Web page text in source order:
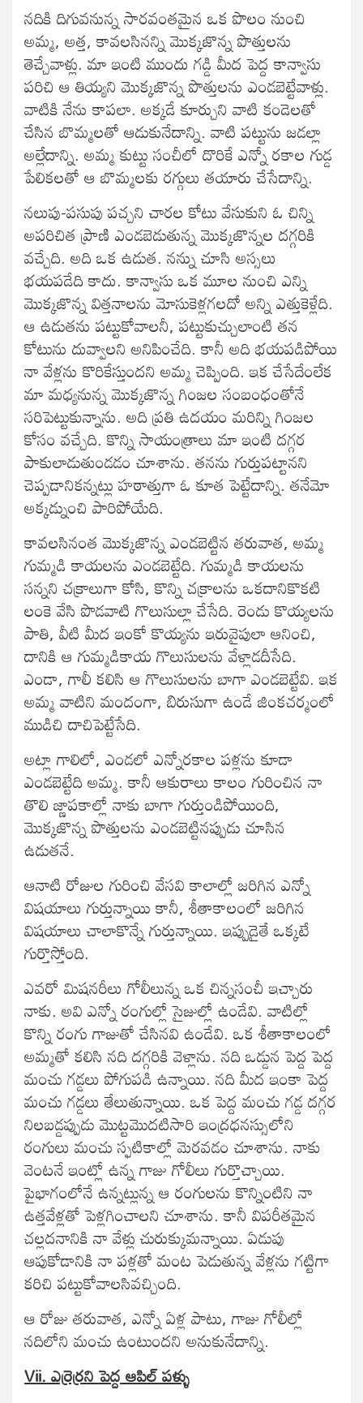
నదికి దిగువనున్న సారవంతమైన ఒక పొలం నుంచి
అమ్మ, అత్త, కావలసినన్ని మొక్కజొన్న పొత్తులను
తెచ్చేవాళ్లు. మా ఇంటి ముందు గడ్డి మీద పెద్ద కాన్వాసు
పరిచి ఆ తియ్యని మొక్కజొన్న పొత్తులను ఎండబెట్టేవాళ్లు.
వాటికి నేను కాపలా. అక్కడే కూర్చుని వాటి కండెలతో
చేసిన బొమ్మలతో ఆడుకునేదాన్ని. వాటి పట్టును జడల్లా
అల్లేదాన్ని. అమ్మ కుట్టు సంచీలో దొరికే ఎన్నో రకాల గుడ్డ
పేలికలతో ఆ బొమ్మలకు రగ్గులు తయారు చేసేదాన్ని.
నలుపు-పసుపు పచ్చని చారల కోటు వేసుకుని ఓ చిన్ని
అపరిచిత ప్రాణి ఎండబెడుతున్న మొక్కజొన్నల దగ్గరికి
వచ్చేది. అది ఒక ఉడుత. నన్ను చూసి అస్సలు
భయపడేది కాదు. కాన్వాసు ఒక మూల నుంచి ఎన్ని
మొక్కజొన్న విత్తనాలను మోసుకెళ్లగలదో అన్ని ఎత్తుకెళ్లేది.
ఆ ఉడుతను పట్టుకోవాలనీ, పట్టుకుచ్చులాంటి తన
కోటును దువ్వాలని అనిపించేది. కానీ అది భయపడిపోయి
నా వేళ్లను కొరికేస్తుందని అమ్మ చెప్పింది. ఇక చేసేదేంలేక
మా మధ్యనున్న మొక్కజొన్న గింజల సంబంధంతోనే
సరిపెట్టుకున్నాను. అది ప్రతి ఉదయం మరిన్ని గింజల
కోసం వచ్చేది. కొన్ని సాయంత్రాలు మా ఇంటి దగ్గర
పాకులాడుతుండడం చూశాను. తనను గుర్తుపట్టానని
చెప్పడానికన్నట్లు హఠాత్తుగా ఓ కూత పెట్టేదాన్ని. తనేమో
అక్కడ్నుంచి పారిపోయేది.
కావలసినంత మొక్కజొన్న ఎండబెట్టిన తరువాత, అమ్మ
గుమ్మడి కాయలను ఎండబెట్టేది. గుమ్మడి కాయలను
సన్నని చక్రాలుగా కోసి, కొన్ని చక్రాలను ఒకదానికొకటి
లంకె వేసి పొడవాటి గొలుసుల్లా చేసేది. రెండు కొయ్యలను
పాతి, వీటి మీద ఇంకో కొయ్యను ఇరువైపులా ఆనించి,
దానికి ఆ గుమ్మడికాయ గొలుసులను వేళ్లాడదీసేది.
ఎండా, గాలీ కలిసి ఆ గొలుసులను బాగా ఎండబెట్టేవి. ఇక
అమ్మ వాటిని మందంగా, బిరుసుగా ఉండే జింకచర్మంలో
ముడిచి దాచిపెట్టేసేది.
అట్లా గాలిలో, ఎండలో ఎన్నోరకాల పళ్లను కూడా
ఎండబెట్టేది అమ్మ. కానీ ఆకురాలు కాలం గురించిన నా
తొలి జ్ణాపకాల్లో నాకు బాగా గుర్తుండిపోయింది,
మొక్కజొన్న పొత్తులను ఎండబెట్టినప్పుడు చూసిన
ఉడుతనే.
ఆనాటి రోజుల గురించి వేసవి కాలాల్లో జరిగిన ఎన్నో
విషయాలు గుర్తున్నాయి కానీ, శీతాకాలంలో జరిగిన
విషయాలు చాలాకొన్నే గుర్తున్నాయి. ఇప్పుడైతే ఒక్కటే
గుర్తొస్తోంది.
ఎవరో మిషనరీలు గోలీలున్న ఒక చిన్నసంచీ ఇచ్చారు
నాకు. అవి ఎన్నో రంగుల్లో సైజుల్లో ఉండేవి. వాటిల్లో
కొన్ని రంగు గాజుతో చేసినవి ఉండేవి. ఒక శీతాకాలంలో
అమ్మతో కలిసి నది దగ్గరికి వెళ్లాను. నది ఒడ్డున పెద్ద పెద్ద
మంచు గడ్డలు పోగుపడి ఉన్నాయి. నది మీద ఇంకా పెద్ద
మంచు గడ్డలు తేలుతున్నాయి. ఒక పెద్ద మంచు గడ్డ దగ్గర
నిలబడ్డప్పుడు మొట్టమొదటిసారి ఇంద్రధనస్సులోని
రంగులు మంచు స్ఫటికాల్లో మెరవడం చూశాను. నాకు
వెంటనే ఇంట్లో ఉన్న గాజు గోలీలు గుర్తొచ్చాయి.
పైభాగంలోనే ఉన్నట్లున్న ఆ రంగులను కొన్నింటిని నా
ఉత్తవేళ్లతో పెళ్లగించాలని చూశాను. కానీ విపరీతమైన
చల్లదనానికి నా వేళ్లు చురుక్కుమన్నాయి. ఏడుపు
ఆపుకోడానికి నా పళ్లతో మంట పెడుతున్న వేళ్లను గట్టిగా
కరిచి పట్టుకోవాలసివచ్చింది.
ఆ రోజు తరువాత, ఎన్నో ఏళ్ల పాటు, గాజు గోలీల్లో
నదిలోని మంచు ఉంటుందని అనుకునేదాన్ని.
Vii. ఎర్రెర్రని పెద్ద ఆపిల్ పళ్ళు